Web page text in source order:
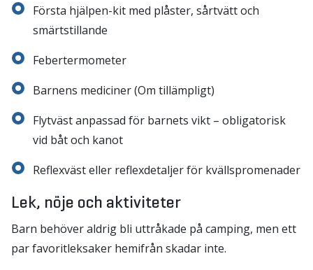
Första hjälpen-kit med plåster, sårtvätt och
smärtstillande
Febertermometer
Barnens mediciner (Om tillämpligt)
Flytväst anpassad för barnets vikt – obligatorisk
vid båt och kanot
Reflexväst eller reflexdetaljer för kvällspromenader
Lek, nöje och aktiviteter
Barn behöver aldrig bli uttråkade på camping, men ett
par favoritleksaker hemifrån skadar inte.